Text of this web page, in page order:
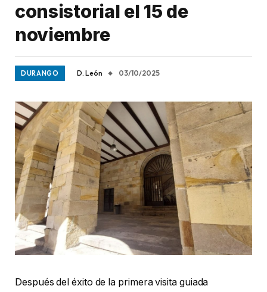
consistorial el 15 de
noviembre
DURANGO D. León 03/10/2025
Después del éxito de la primera visita guiada